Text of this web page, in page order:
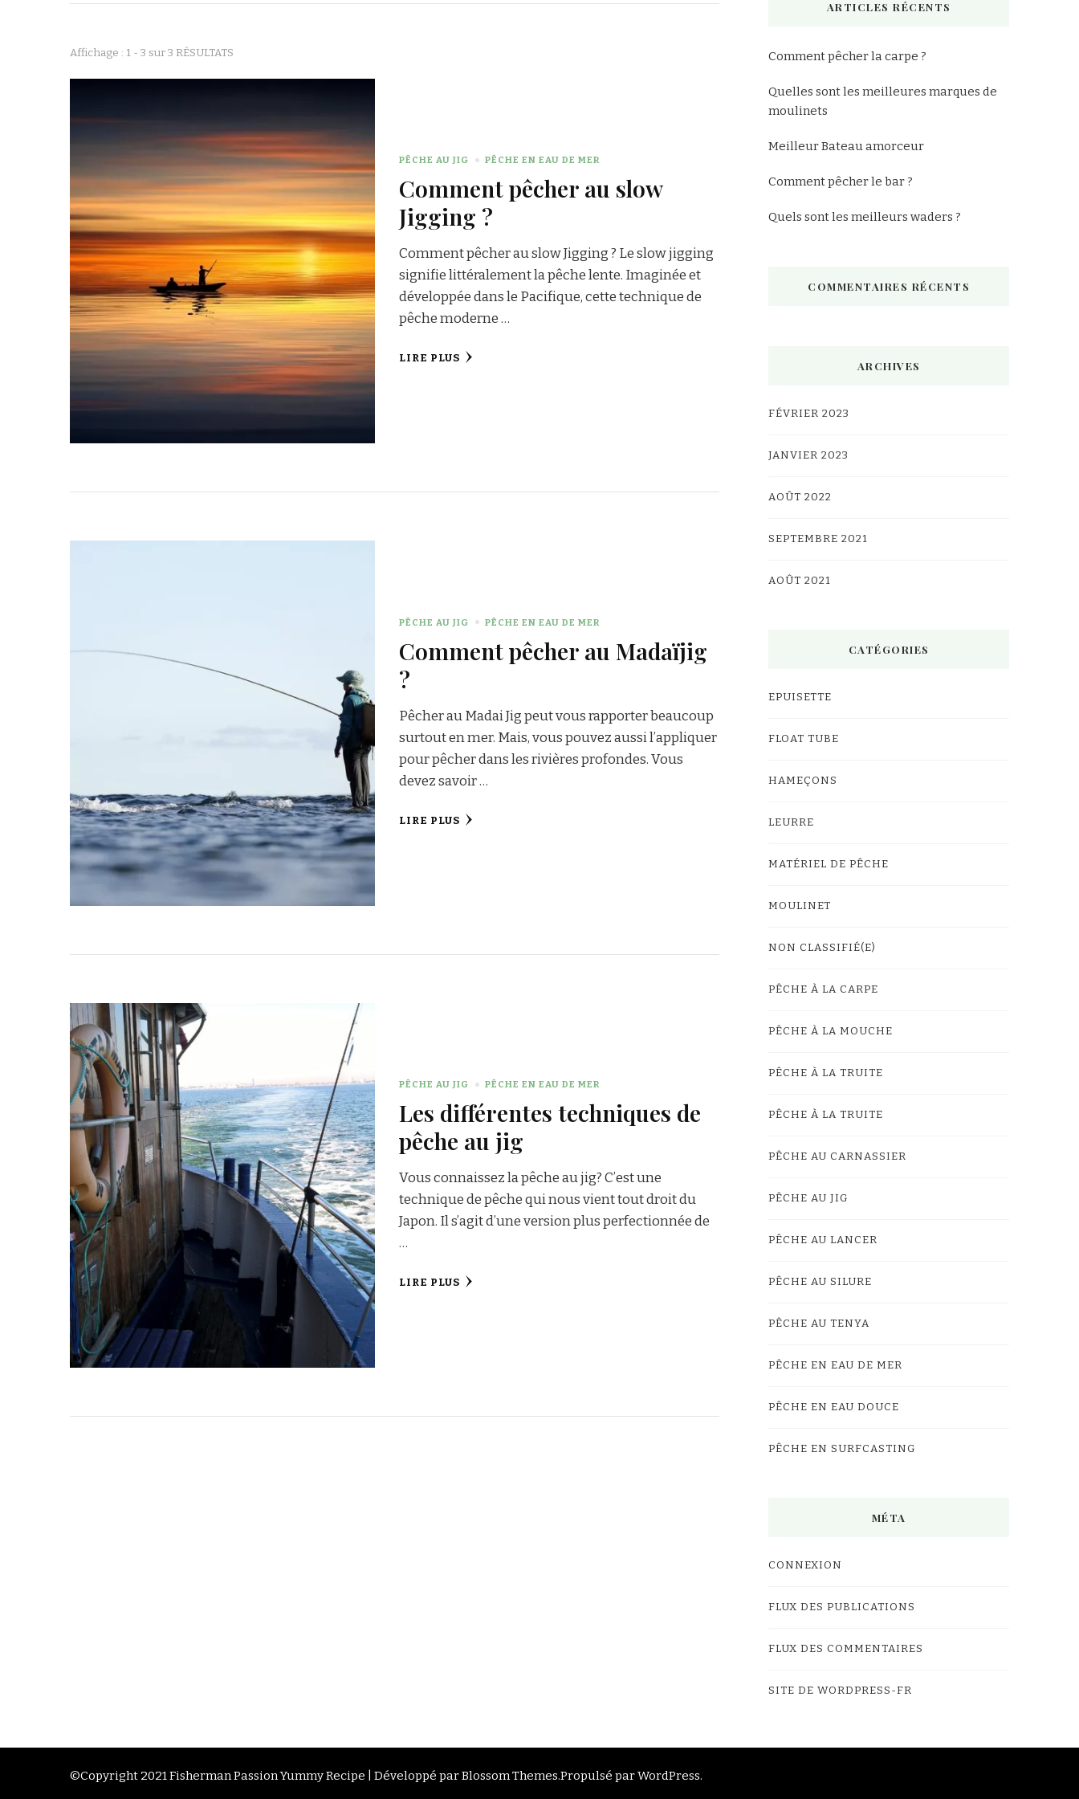
Affichage : 1 - 3 sur 3 RÉSULTATS
PÊCHE AU JIG PÊCHE EN EAU DE MER
Comment pêcher au slow
Jigging ?
Comment pêcher au slow Jigging ? Le slow jigging
signifie littéralement la pêche lente. Imaginée et
développée dans le Pacifique, cette technique de
pêche moderne …
LIRE PLUS
PÊCHE AU JIG PÊCHE EN EAU DE MER
Comment pêcher au Madaïjig
?
Pêcher au Madai Jig peut vous rapporter beaucoup
surtout en mer. Mais, vous pouvez aussi l’appliquer
pour pêcher dans les rivières profondes. Vous
devez savoir …
LIRE PLUS
PÊCHE AU JIG PÊCHE EN EAU DE MER
Les différentes techniques de
pêche au jig
Vous connaissez la pêche au jig? C’est une
technique de pêche qui nous vient tout droit du
Japon. Il s’agit d’une version plus perfectionnée de
…
LIRE PLUS
ARTICLES RÉCENTS
Comment pêcher la carpe ?
Quelles sont les meilleures marques de
moulinets
Meilleur Bateau amorceur
Comment pêcher le bar ?
Quels sont les meilleurs waders ?
COMMENTAIRES RÉCENTS
ARCHIVES
FÉVRIER 2023
JANVIER 2023
AOÛT 2022
SEPTEMBRE 2021
AOÛT 2021
CATÉGORIES
EPUISETTE
FLOAT TUBE
HAMEÇONS
LEURRE
MATÉRIEL DE PÊCHE
MOULINET
NON CLASSIFIÉ(E)
PÊCHE À LA CARPE
PÊCHE À LA MOUCHE
PÊCHE À LA TRUITE
PÊCHE À LA TRUITE
PÊCHE AU CARNASSIER
PÊCHE AU JIG
PÊCHE AU LANCER
PÊCHE AU SILURE
PÊCHE AU TENYA
PÊCHE EN EAU DE MER
PÊCHE EN EAU DOUCE
PÊCHE EN SURFCASTING
MÉTA
CONNEXION
FLUX DES PUBLICATIONS
FLUX DES COMMENTAIRES
SITE DE WORDPRESS-FR
©Copyright 2021 Fisherman PassionYummy Recipe | Développé parBlossom Themes.Propulsé parWordPress.